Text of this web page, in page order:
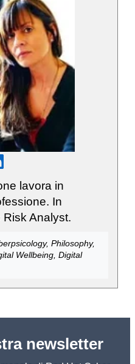
lavora in
In
Analyst.
Philosophy,
Wellbeing, Digital
newsletter